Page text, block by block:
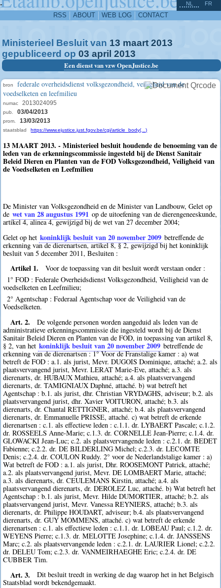
-
RSS ABOUT WEB LOG CONTACT
NL FR
Ministerieel Besluit van 13 maart 2013
gepubliceerd op 03 april 2013
Een dienst van vzw OpenJustice.be
bron
federale overheidsdienst volksgezondheid, veiligheid van de
voedselketen en leefmilieu
numac 2013024095
pub. 03/04/2013
prom. 13/03/2013
staatsblad https://www.ejustice.just.fgov.be/cgi/article_body(...)
13 MAART 2013. - Ministerieel besluit houdende de benoeming van de
leden van de erkenningscommissie ingesteld bij de Dienst Sanitair
Beleid Dieren en Planten van de FOD Volksgezondheid, Veiligheid van
de Voedselketen en Leefmilieu
De Minister van Volksgezondheid en de Minister van Landbouw, Gelet op
de wet van 28 augustus 1991 op de uitoefening van de dierengeneeskunde,
artikel 4, alinea 4, gewijzigd bij de wet van 27 december 2004;
Gelet op het koninklijk besluit van 20 november 2009 betreffende de
erkenning van de dierenartsen, artikel 8, § 2, gewijzigd bij het koninklijk
besluit van 5 december 2011, Besluiten :
Artikel 1.
Voor de toepassing van dit besluit wordt verstaan onder :
1° FOD : Federale Overheidsdienst Volksgezondheid, Veiligheid van de
voedselketen en Leefmilieu;
2° Agentschap : Federaal Agentschap voor de Veiligheid van de
Voedselketen.
Art. 2.
De volgende personen worden aangeduid als leden van de
administratieve erkenningscommissie die ingesteld wordt bij de Dienst
Sanitair Beleid Dieren en Planten van de FOD, in toepassing van artikel 8,
§ 2, van het koninklijk besluit van 20 november 2009 betreffende de
erkenning van de dierenartsen : 1° Voor de Franstalige kamer : a) wat
betreft de FOD : a.1. als jurist, Mevr. DUGOIS Dominique, attaché; a.2. als
plaatsvervangend jurist, Mevr. LERAT Marie-Eve, attaché; a.3. als
dierenarts, dr. HUBAUX Mathieu, attaché; a.4. als plaatsvervangend
dierenarts, dr. TAMIGNIAUX Daphné, attaché. b) wat betreft het
Agentschap : b.1. als jurist, dhr. Christian VRYDAGHS, adviseur; b.2. als
plaatsvervangend jurist, dhr. Xavier VOITURON, attaché; b.3. als
dierenarts, dr. Chantal RETTIGNER, attaché; b.4. als plaatsvervangend
dierenarts, dr. Emmanuelle PRISSE, attaché. c) wat betreft de erkende
dierenartsen : c.1. als effectieve leden : c.1.1. dr. LYBAERT Pascale; c.1.2.
dr. ROSSEELS Anne-Marie; c.1.3. dr. CORNELLE Jean-Pierre; c.1.4. dr.
GLOWACKI Jean-Luc; c.2. als plaatsvervangende leden : c.2.1. dr. BEDET
Fabienne; c.2.2. dr. DE BILDERLING Michel; c.2.3. dr. LECOMTE
Denis; c.2.4. dr. COULON Ruddy. 2° voor de Nederlandstalige kamer : a)
Wat betreft de FOD : a.1. als jurist, Dhr. ROOSEMONT Patrick, attaché;
a.2. als plaatsvervangend jurist, Mevr. DE LOMBAERT Marie, attaché;
a.3. als dierenarts, dr. CEULEMANS Kirstin, attaché; a.4. als
plaatsvervangend dierenarts, dr. DEROLEZ Luc, attaché. b) Wat betreft het
Agentschap : b.1. als jurist, Mevr. Hilde DUMORTIER, attaché; b.2. als
plaatsvervangend jurist, Mevr. Vanessa REYNIERS, attaché; b.3. als
dierenarts, dr. Philippe HOUDART, adviseur; b.4. als plaatsvervangend
dierenarts, dr. GUY MOMMENS, attaché. c) wat betreft de erkende
dierenartsen : c.1. als effectieve leden : c.1.1. dr. LOBEAU Paul; c.1.2. dr.
WEYENS Pierre; c.1.3. dr. MELOTTE Josephine; c.1.4. dr. JANSSENS
Marc; c.2. als plaatsvervangende leden : c.2.1. dr. LAURIER Lionel; c.2.2.
dr. DELEU Tom; c.2.3. dr. VANMEIRHAEGHE Eric; c.2.4. dr. DE
CUBBER Tim.
Art. 3.
Dit besluit treedt in werking de dag waarop het in het Belgisch
Staatsblad wordt bekendgemaakt.
^